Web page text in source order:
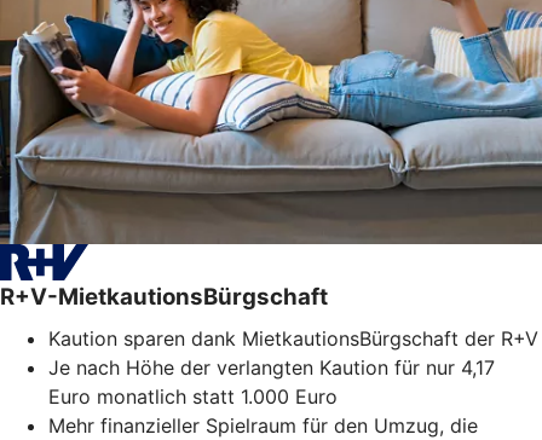
R+V-MietkautionsBürgschaft
Kaution sparen dank MietkautionsBürgschaft der R+V
Je nach Höhe der verlangten Kaution für nur 4,17
Euro monatlich statt 1.000 Euro
Mehr finanzieller Spielraum für den Umzug, die